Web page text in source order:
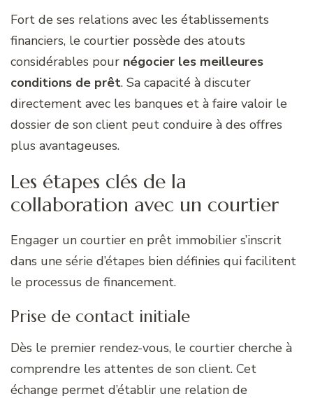
Fort de ses relations avec les établissements
financiers, le courtier possède des atouts
considérables pour négocier les meilleures
conditions de prêt. Sa capacité à discuter
directement avec les banques et à faire valoir le
dossier de son client peut conduire à des offres
plus avantageuses.
Les étapes clés de la
collaboration avec un courtier
Engager un courtier en prêt immobilier s’inscrit
dans une série d’étapes bien définies qui facilitent
le processus de financement.
Prise de contact initiale
Dès le premier rendez-vous, le courtier cherche à
comprendre les attentes de son client. Cet
échange permet d’établir une relation de